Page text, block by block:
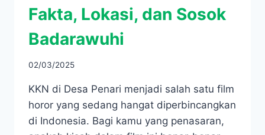
Fakta, Lokasi, dan Sosok
Badarawuhi
02/03/2025
KKN di Desa Penari menjadi salah satu film
horor yang sedang hangat diperbincangkan
di Indonesia. Bagi kamu yang penasaran,